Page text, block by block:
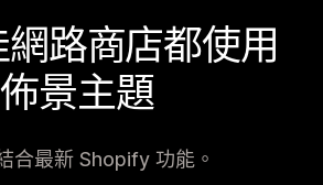
路商店都使用
景主題
合最新 Shopify 功能。